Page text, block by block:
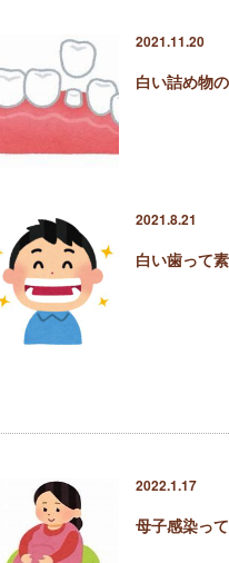
2021.11.20
白い詰め物
2021.8.21
白い歯って
2022.1.17
母子感染っ